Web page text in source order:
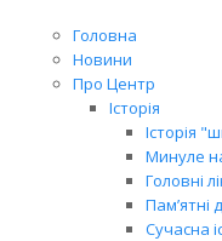
Головна
Новини
Про Центр
Історія
Історія
Минуле
Головні
Пам’ятні
Сучасна